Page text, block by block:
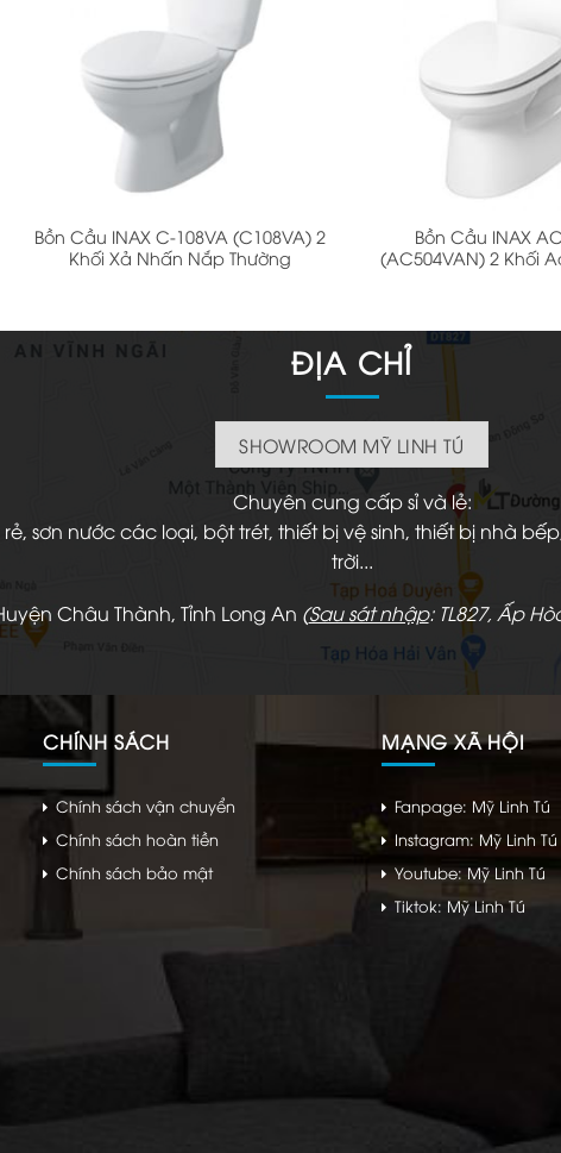
Bồn Cầu INAX C-108VA (C108VA) 2
Khối Xả Nhấn Nắp Thường
Bồn Cầu INAX
(AC504VAN) 2 Khối
ĐỊA CHỈ
SHOWROOM MỸ LINH TÚ
Chuyên cung cấp sỉ và lẻ:
sơn nước các loại, bột trét, thiết bị vệ sinh, thiết bị nhà
trời...
Châu Thành, Tỉnh Long An (Sau sát nhập: TL827, Ấp
CHÍNH SÁCH
Chính sách vận chuyển
Chính sách hoàn tiền
Chính sách bảo mật
MẠNG XÃ HỘI
Fanpage: Mỹ Linh Tú
Instagram: Mỹ Linh Tú
Youtube: Mỹ Linh Tú
Tiktok: Mỹ Linh Tú